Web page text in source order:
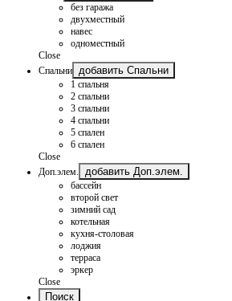
без гаража
двухместный
навес
одноместный
Close
Спальни
добавить Спальни
1 спальня
2 спальни
3 спальни
4 спальни
5 спален
6 спален
Close
Доп.элем.
добавить Доп.элем.
бассейн
второй свет
зимний сад
котельная
кухня-столовая
лоджия
терраса
эркер
Close